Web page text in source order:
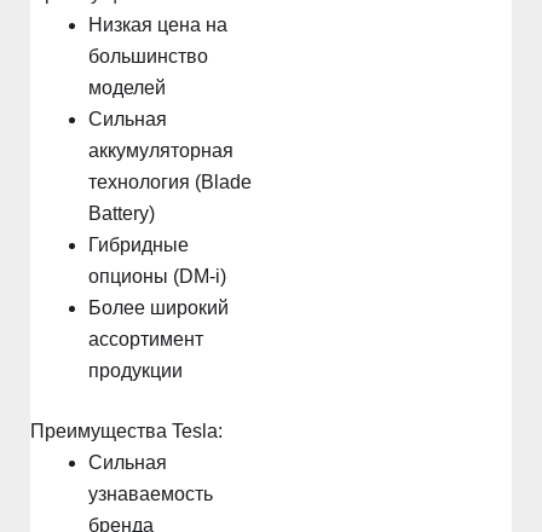
Низкая цена на
большинство
моделей
Сильная
аккумуляторная
технология (Blade
Battery)
Гибридные
опционы (DM-i)
Более широкий
ассортимент
продукции
Преимущества Tesla:
Сильная
узнаваемость
бренда